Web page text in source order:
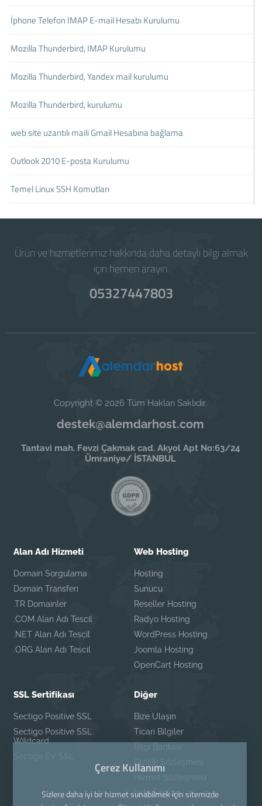
İphone Telefon IMAP E-mail Hesabı Kurulumu
Mozilla Thunderbird, IMAP Kurulumu
Mozilla Thunderbird, Yandex mail kurulumu
Mozilla Thunderbird, kurulumu
web site uzantılı maili Gmail Hesabına bağlama
Outlook 2010 E-posta Kurulumu
Temel Linux SSH Komutları
Ürün ve hizmetlerimiz hakkında daha detaylı bilgi almak
için hemen arayın.
05327447803
Copyright © 2026 Tüm Hakları Saklıdır.
destek@alemdarhost.com
Tantavi mah. Fevzi Çakmak cad. Akyol Apt No:63/24
Ümraniye/ İSTANBUL
Alan Adı Hizmeti
Domain Sorgulama
Domain Transferi
.TR Domainler
.COM Alan Adı Tescil
.NET Alan Adı Tescil
.ORG Alan Adı Tescil
Web Hosting
Hosting
Sunucu
Reseller Hosting
Radyo Hosting
WordPress Hosting
Joomla Hosting
OpenCart Hosting
SSL Sertifikası
Sectigo Positive SSL
Sectigo Positive SSL
Wildcard
Sectigo EV SSL
Diğer
Bize Ulaşın
Ticari Bilgiler
Bilgi Bankası
Gizlilik Sözleşmesi
Hizmet Sözleşmesi
İade Şartları
Çerez Kullanımı
Sizlere daha iyi bir hizmet sunabilmek için sitemizde